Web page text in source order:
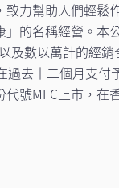
力幫助人們輕
的名稱經營。
及數以萬計的經
去十二個月支
號MFC上市，在